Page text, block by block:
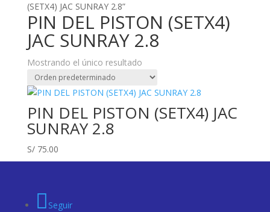
(SETX4) JAC SUNRAY 2.8”
PIN DEL PISTON (SETX4)
JAC SUNRAY 2.8
Mostrando el único resultado
PIN DEL PISTON (SETX4) JAC
SUNRAY 2.8
S/75.00
Seguir